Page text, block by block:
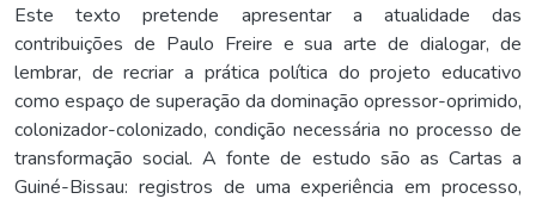
Este texto pretende apresentar a atualidade das
contribuições de Paulo Freire e sua arte de dialogar, de
lembrar, de recriar a prática política do projeto educativo
como espaço de superação da dominação opressor-oprimido,
colonizador-colonizado, condição necessária no processo de
transformação social. A fonte de estudo são as Cartas a
Guiné-Bissau: registros de uma experiência em processo,